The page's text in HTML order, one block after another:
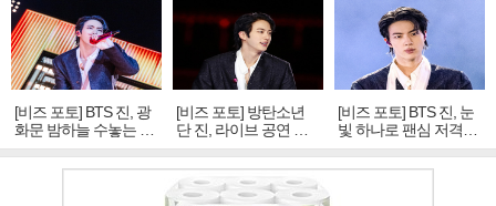
[비즈 포토] BTS 진, 광
화문 밤하늘 수놓는 '비
주얼 킹'의 열창
[비즈 포토] 방탄소년
단 진, 라이브 공연 중
빛나는 독보적 아우라
[비즈 포토] BTS 진, 눈
빛 하나로 팬심 저격…
독보적 카리스마